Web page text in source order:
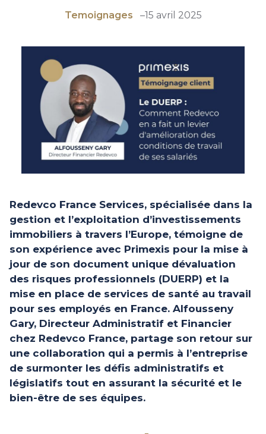
Temoignages –15 avril 2025
Redevco France Services, spécialisée dans la
gestion et l’exploitation d’investissements
immobiliers à travers l’Europe, témoigne de
son expérience avec Primexis pour la mise à
jour de son document unique dévaluation
des risques professionnels (DUERP) et la
mise en place de services de santé au travail
pour ses employés en France. Alfousseny
Gary, Directeur Administratif et Financier
chez Redevco France, partage son retour sur
une collaboration qui a permis à l’entreprise
de surmonter les défis administratifs et
législatifs tout en assurant la sécurité et le
bien-être de ses équipes.